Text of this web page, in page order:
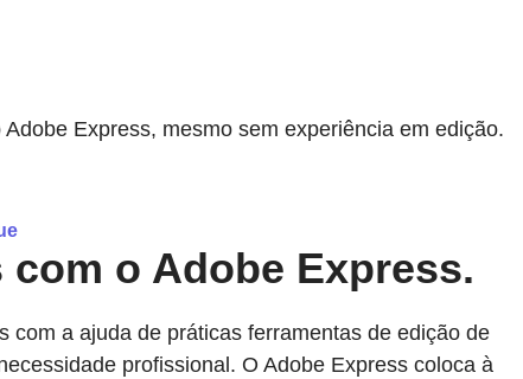
Express, mesmo sem experiência em edição.
o Adobe Express.
com a ajuda de práticas ferramentas de edição de
profissional. O Adobe Express coloca à